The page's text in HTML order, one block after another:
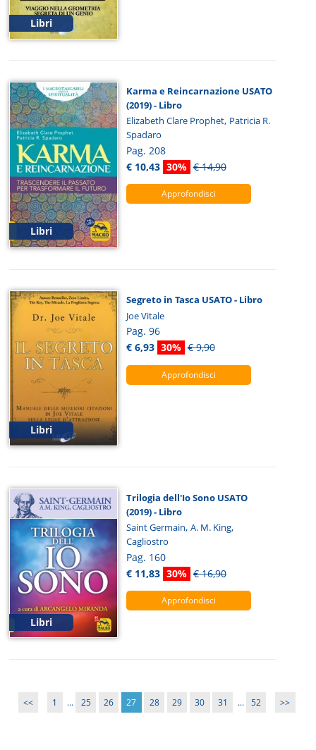
Libri
Libri
Karma e Reincarnazione USATO
(2019) - Libro
Elizabeth Clare Prophet, Patricia R.
Spadaro
Pag. 208
€ 10,43 30% € 14,90
Approfondisci
Libri
Segreto in Tasca USATO - Libro
Joe Vitale
Pag. 96
€ 6,93 30% € 9,90
Approfondisci
Libri
Trilogia dell'Io Sono USATO
(2019) - Libro
Saint Germain, A. M. King,
Cagliostro
Pag. 160
€ 11,83 30% € 16,90
Approfondisci
<< 1 ... 25 26 27 28 29 30 31 ... 52 >>